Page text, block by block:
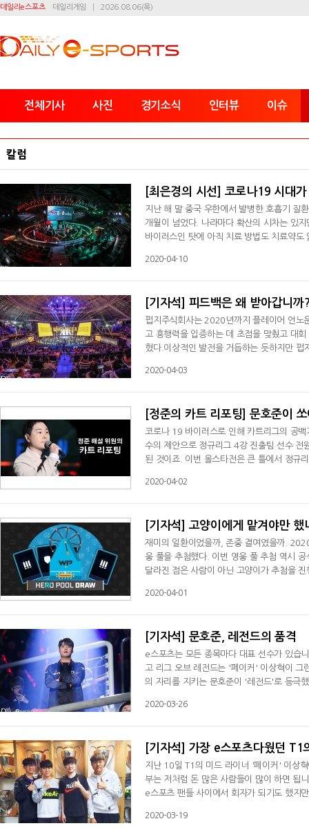
데일리e스포츠 데일리게임 2026.08.06(목)
전체기사 사진 경기소식 인터뷰 이슈
칼럼
[최은경의 시선] 코로나19 시대
지난 해 말 중국 우한에서 발병한 호흡기 질
개월이 넘었다. 나라마다 확산의 시차는 있
바이러스인 탓에 아직 치료 방법도 치료약
013년 살인진드기, 2014년 에볼라 바이러
2020-04-10
[기자석] 피드백은 왜 받아갑니까
펍지주식회사는 2020년까지 플레이어 언노
고 흥행력을 입증하는 데 초점을 맞췄고 대
혔다.이상적인 발전을 거듭하는 듯하지만
서 선수나 팀의 어려움은 없는지 현장을 자
2020-04-03
[정준의 카트 리포팅] 문호준이
코로나 19 바이러스로 인해 카트리그의 공
수의 제안으로 정규리그 4강 진출팀 선수 전
된 것이죠. 이번 올스타전은 큰 틀에서 정규
을 맡게 된 문호준 선수를 제외한 4강 진출
2020-04-02
[기자석] 고양이에게 맡겨야만 했
재미의 일환이었을까, 존중 결여였을까. 2020 시즌부터 영웅 로테이션 제도를 도입한 오버워치 리그는 30일 9주차 영
웅 풀을 추첨했다. 이번 영웅 풀 추첨 역시
달라진 점은 사람이 아닌 고양이가 추첨을
의 고양이가 추첨을 진행했다. 추첨 결과 돌격 영웅에서는 레킹볼, 지원 영웅에서는 브리기테, 공격 영웅에서는 맥크리와
2020-04-01
[기자석] 문호준, 레전드의 품격
e스포츠는 모든 종목마다 대표 선수가 있습
고 리그 오브 레전드는 '페이커' 이상혁이 그
의 자리를 지키는 문호준이 '레전드'로 등극
닐 겁니다. 초등학생이었던 그는 이제 어엿
2020-03-26
[기자석] 가장 e스포츠다웠던 T1
지난 10일 T1의 미드 라이너 '페이커' 이상
부는 저처럼 돈 많은 사람들이 많이 하면 됩
e스포츠 팬들 사이에서 회자가 되기도 했지
T1의 릴레이 스트리밍은 12일 오후 2시부
2020-03-19